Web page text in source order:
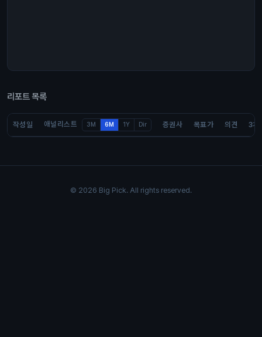
리포트 목록
작성일 애널리스트 3M 6M 1Y Dir 증권사 목표가 의견 3개
© 2026 Big Pick. All rights reserved.